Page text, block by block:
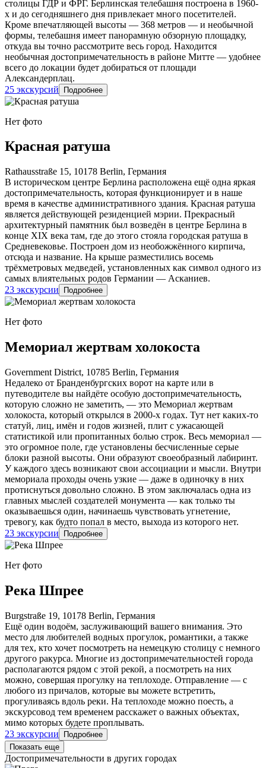
столицы ГДР и ФРГ. Берлинская телебашня построена в 1960-
х и до сегодняшнего дня привлекает много посетителей.
Кроме впечатляющей высоты — 368 метров — и необычной
формы, телебашня имеет панорамную обзорную площадку,
откуда вы точно рассмотрите весь город. Находится
необычная достопримечательность в районе Митте — удобнее
всего до локации будет добираться от площади
Александерплац.
25 экскурсий
Подробнее
Нет фото
Красная ратуша
Rathausstraße 15, 10178 Berlin, Германия
В историческом центре Берлина расположена ещё одна яркая
достопримечательность, которая функционирует и в наше
время в качестве административного здания. Красная ратуша
является действующей резиденцией мэрии. Прекрасный
архитектурный памятник был возведён в центре Берлина в
конце XIX века там, где до этого стояла городская ратуша в
Средневековье. Построен дом из необожжённого кирпича,
отсюда и название. На крыше разместились восемь
трёхметровых медведей, установленных как символ одного из
самых влиятельных родов Германии — Асканиев.
23 экскурсии
Подробнее
Нет фото
Мемориал жертвам холокоста
Government District, 10785 Berlin, Германия
Недалеко от Бранденбургских ворот на карте или в
путеводителе вы найдёте особую достопримечательность,
которую сложно не заметить, — это Мемориал жертвам
холокоста, который открылся в 2000-х годах. Тут нет каких-то
статуй, лиц, имён и годов жизней, плит с ужасающей
статистикой или пропитанных болью строк. Весь мемориал —
это огромное поле, где установлены бесчисленные серые
блоки разной высоты. Они образуют своеобразный лабиринт.
У каждого здесь возникают свои ассоциации и мысли. Внутри
мемориала проходы очень узкие — даже в одиночку в них
протиснуться довольно сложно. В этом заключалась одна из
главных мыслей создателей монумента — как только ты
оказываешься один, начинаешь чувствовать угнетение,
тревогу, как будто попал в место, выхода из которого нет.
23 экскурсии
Подробнее
Нет фото
Река Шпрее
Burgstraße 19, 10178 Berlin, Германия
Ещё один водоём, заслуживающий вашего внимания. Это
место для любителей водных прогулок, романтики, а также
для тех, кто хочет посмотреть на немецкую столицу с немного
другого ракурса. Многие из достопримечательностей города
располагаются рядом с этой рекой, а посмотреть на них
можно, совершая прогулку на теплоходе. Отправление — с
любого из причалов, которые вы можете встретить,
прогуливаясь вдоль реки. На теплоходе можно поесть, а
экскурсовод тем временем расскажет о важных объектах,
мимо которых будете проплывать.
23 экскурсии
Подробнее
Показать еще
Достопримечательности в других городах